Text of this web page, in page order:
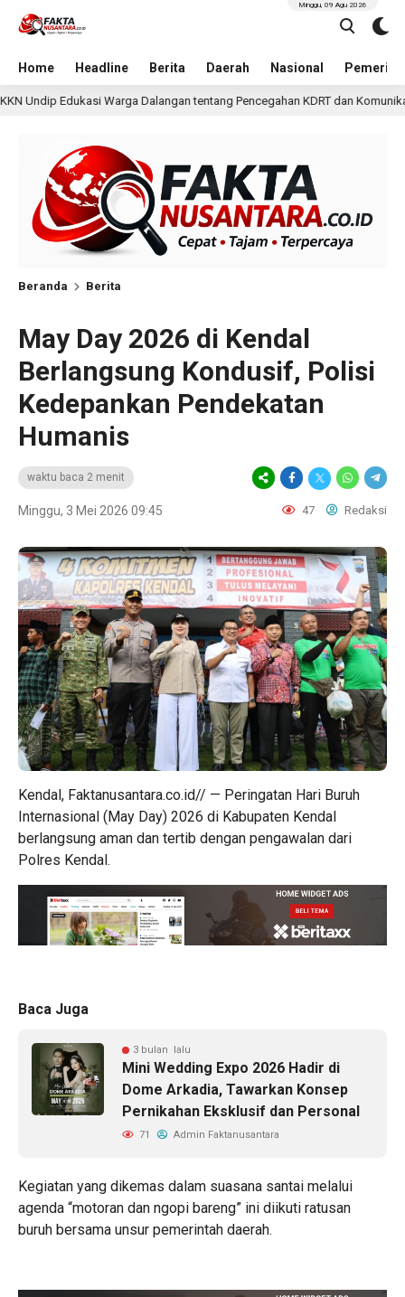
Home Headline Berita Daerah Nasional
Minggu, 09 Agu 2026
tentang Pencegahan KDRT dan Komunikasi Keluarga 1 hari lalu
Beranda Berita
May Day 2026 di Kendal
Berlangsung Kondusif, Polisi
Kedepankan Pendekatan
Humanis
waktu baca 2 menit
Minggu, 3 Mei 2026 09:45 47 Redaksi
Kendal, Faktanusantara.co.id// — Peringatan Hari Buruh
Internasional (May Day) 2026 di Kabupaten Kendal
berlangsung aman dan tertib dengan pengawalan dari
Polres Kendal.
Baca Juga
3 bulan lalu
Mini Wedding Expo 2026 Hadir di
Dome Arkadia, Tawarkan Konsep
Pernikahan Eksklusif dan Personal
71 Admin Faktanusantara
Kegiatan yang dikemas dalam suasana santai melalui
agenda “motoran dan ngopi bareng” ini diikuti ratusan
buruh bersama unsur pemerintah daerah.